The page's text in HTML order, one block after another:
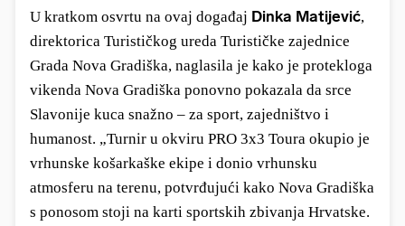
U kratkom osvrtu na ovaj događaj Dinka Matijević,
direktorica Turističkog ureda Turističke zajednice
Grada Nova Gradiška, naglasila je kako je protekloga
vikenda Nova Gradiška ponovno pokazala da srce
Slavonije kuca snažno – za sport, zajedništvo i
humanost. „Turnir u okviru PRO 3x3 Toura okupio je
vrhunske košarkaške ekipe i donio vrhunsku
atmosferu na terenu, potvrđujući kako Nova Gradiška
s ponosom stoji na karti sportskih zbivanja Hrvatske.